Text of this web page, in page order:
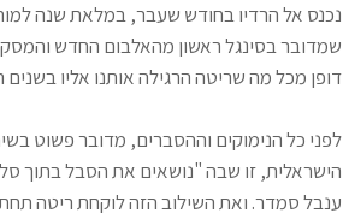
נכנס אל הרדיו בחודש שעבר, במלאת שנה
שמדובר בסינגל ראשון מהאלבום החדש
דופן מכל מה שריטה הרגילה אותנו אליו בשנים
לפני כל הנימוקים וההסברים, מדובר פשוט
הישראלית, זו שבה "נושאים את הסבל בתוך
ענבל סמדר. ואת השילוב הזה לוקחת ריטה